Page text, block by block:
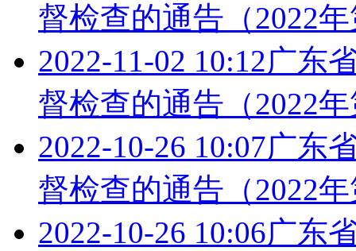
督检查的通告（2022
2022-11-02 10:12广东
督检查的通告（2022
2022-10-26 10:07广东
督检查的通告（2022
2022-10-26 10:06广东